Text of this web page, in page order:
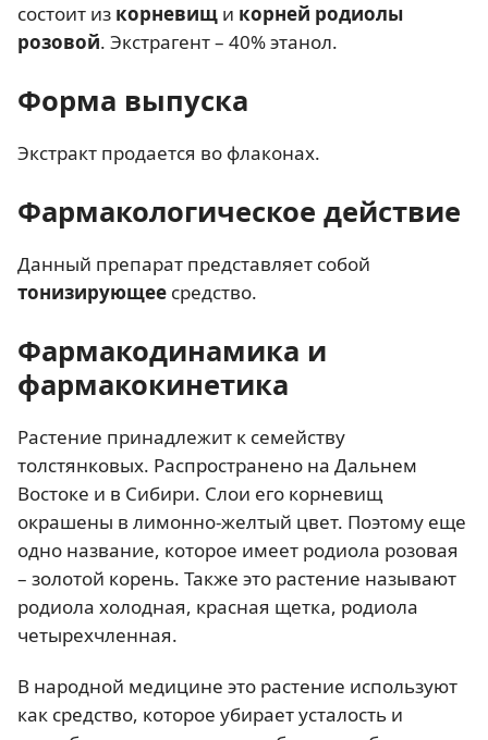
состоит из корневищ и корней родиолы
розовой. Экстрагент – 40% этанол.
Форма выпуска
Экстракт продается во флаконах.
Фармакологическое действие
Данный препарат представляет собой
тонизирующее средство.
Фармакодинамика и
фармакокинетика
Растение принадлежит к семейству
толстянковых. Распространено на Дальнем
Востоке и в Сибири. Слои его корневищ
окрашены в лимонно-желтый цвет. Поэтому еще
одно название, которое имеет родиола розовая
– золотой корень. Также это растение называют
родиола холодная, красная щетка, родиола
четырехчленная.
В народной медицине это растение используют
как средство, которое убирает усталость и